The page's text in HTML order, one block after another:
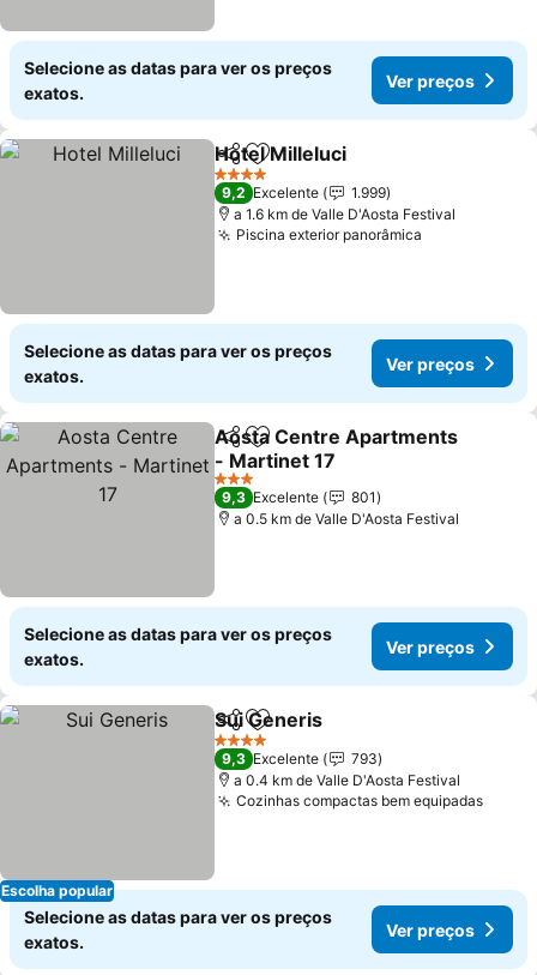
Selecione as datas para ver os preços
exatos.
Ver preços
PartilharAdicionar aos favoritos
Hotel Milleluci
4 Estrelas
9,2 Excelente
1.999
a 1.6 km de Valle D'Aosta Festival
Piscina exterior panorâmica
Selecione as datas para ver os preços
exatos.
Ver preços
PartilharAdicionar aos favoritos
Aosta Centre Apartments
- Martinet 17
Ver preços
3 Estrelas
9,3 Excelente
801
a 0.5 km de Valle D'Aosta Festival
Selecione as datas para ver os preços
exatos.
Ver preços
Escolha popular
PartilharAdicionar aos favoritos
Sui Generis
4 Estrelas
9,3 Excelente
793
a 0.4 km de Valle D'Aosta Festival
Cozinhas compactas bem equipadasVer
Selecione as datas para ver os preços
exatos.
Ver preços